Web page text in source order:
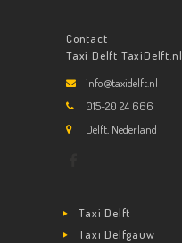
Contact
Taxi Delft TaxiDelft.nl
info@taxidelft.nl
015-20 24 666
Delft, Nederland
Taxi Delft
Taxi Delfgauw